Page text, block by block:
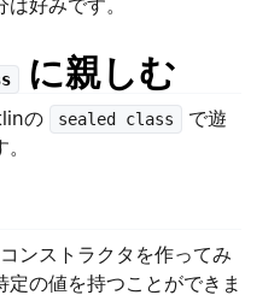
好みです。
に親しむ
の sealed class
で遊
ンストラクタを作ってみ
の値を持つことができま